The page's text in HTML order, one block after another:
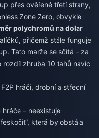
přes ověřené třetí strany,
Zone Zero, obvykle
polychromů na dolar
přičemž stále funguje
Tato marže se sčítá – za
rozdíl zhruba 10 tahů navíc
hráči, drobní a střední
– neexistuje
která by obstála